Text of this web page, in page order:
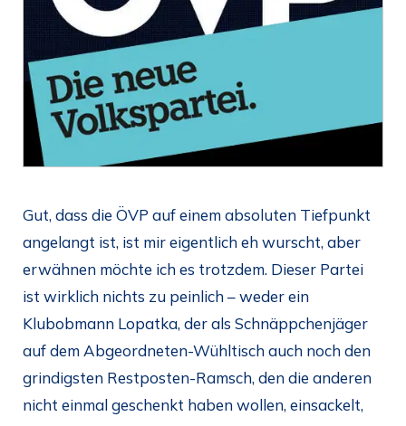
Gut, dass die ÖVP auf einem absoluten Tiefpunkt
angelangt ist, ist mir eigentlich eh wurscht, aber
erwähnen möchte ich es trotzdem. Dieser Partei
ist wirklich nichts zu peinlich – weder ein
Klubobmann Lopatka, der als Schnäppchenjäger
auf dem Abgeordneten-Wühltisch auch noch den
grindigsten Restposten-Ramsch, den die anderen
nicht einmal geschenkt haben wollen, einsackelt,